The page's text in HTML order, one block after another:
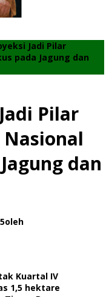
Jadi Pilar
pada Jagung dan
Pilar
dan
oleh
Kuartal IV
1,5 hektare